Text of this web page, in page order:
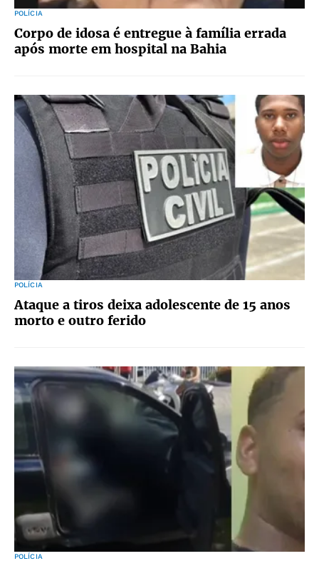
POLÍCIA
Corpo de idosa é entregue à família errada
após morte em hospital na Bahia
POLÍCIA
Ataque a tiros deixa adolescente de 15 anos
morto e outro ferido
POLÍCIA